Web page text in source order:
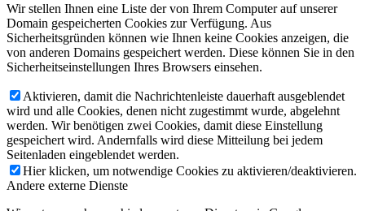
Wir stellen Ihnen eine Liste der von Ihrem Computer auf unserer
Domain gespeicherten Cookies zur Verfügung. Aus
Sicherheitsgründen können wie Ihnen keine Cookies anzeigen, die
von anderen Domains gespeichert werden. Diese können Sie in den
Sicherheitseinstellungen Ihres Browsers einsehen.
Aktivieren, damit die Nachrichtenleiste dauerhaft ausgeblendet
wird und alle Cookies, denen nicht zugestimmt wurde, abgelehnt
werden. Wir benötigen zwei Cookies, damit diese Einstellung
gespeichert wird. Andernfalls wird diese Mitteilung bei jedem
Seitenladen eingeblendet werden.
Hier klicken, um notwendige Cookies zu aktivieren/deaktivieren.
Andere externe Dienste